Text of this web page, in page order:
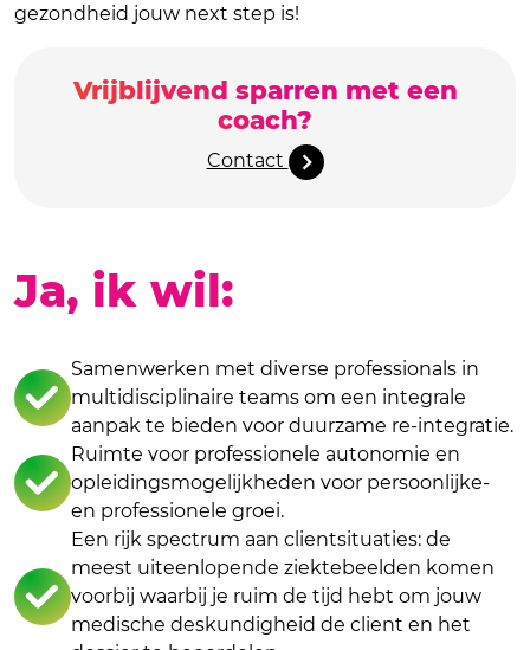
gezondheid jouw next step is!
Vrijblijvend sparren met een
coach?
Contact
Ja, ik wil:
Samenwerken met diverse professionals in
multidisciplinaire teams om een integrale
aanpak te bieden voor duurzame re-integratie.
Ruimte voor professionele autonomie en
opleidingsmogelijkheden voor persoonlijke-
en professionele groei.
Een rijk spectrum aan clientsituaties: de
meest uiteenlopende ziektebeelden komen
voorbij waarbij je ruim de tijd hebt om jouw
medische deskundigheid de client en het